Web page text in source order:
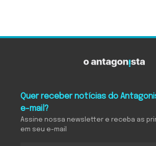
Quer receber notícias do
e-mail?
Assine nossa newsletter e receba as
em seu e-mail